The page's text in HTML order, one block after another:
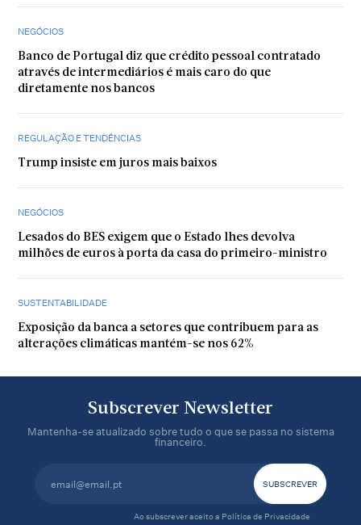
NEGÓCIOS
Banco de Portugal diz que crédito pessoal contratado
através de intermediários é mais caro do que
diretamente nos bancos
REGULAÇÃO E TENDÊNCIAS
Trump insiste em juros mais baixos
NEGÓCIOS
Lesados do BES exigem que o Estado lhes devolva
milhões de euros à porta da casa do primeiro-ministro
SUSTENTABILIDADE
Exposição da banca a setores que contribuem para as
alterações climáticas mantém-se nos 62%
Subscrever Newsletter
Mantenha-se atualizado sobre tudo o que se passa no sistema
financeiro.
Ao subscrever aceito a Política de Privacidade